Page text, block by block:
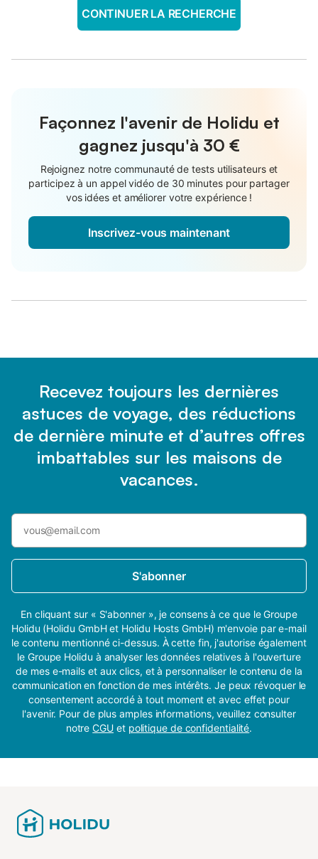
CONTINUER LA RECHERCHE
Façonnez l'avenir de Holidu et
gagnez jusqu'à 30 €
Rejoignez notre communauté de tests utilisateurs et
participez à un appel vidéo de 30 minutes pour partager
vos idées et améliorer votre expérience !
Inscrivez-vous maintenant
Recevez toujours les dernières
astuces de voyage, des réductions
de dernière minute et d’autres offres
imbattables sur les maisons de
vacances.
S'abonner
En cliquant sur « S'abonner », je consens à ce que le Groupe
Holidu (Holidu GmbH et Holidu Hosts GmbH) m'envoie par e-mail
le contenu mentionné ci-dessus. À cette fin, j'autorise également
le Groupe Holidu à analyser les données relatives à l'ouverture
de mes e-mails et aux clics, et à personnaliser le contenu de la
communication en fonction de mes intérêts. Je peux révoquer le
consentement accordé à tout moment et avec effet pour
l'avenir. Pour de plus amples informations, veuillez consulter
notreCGU et politique de confidentialité.